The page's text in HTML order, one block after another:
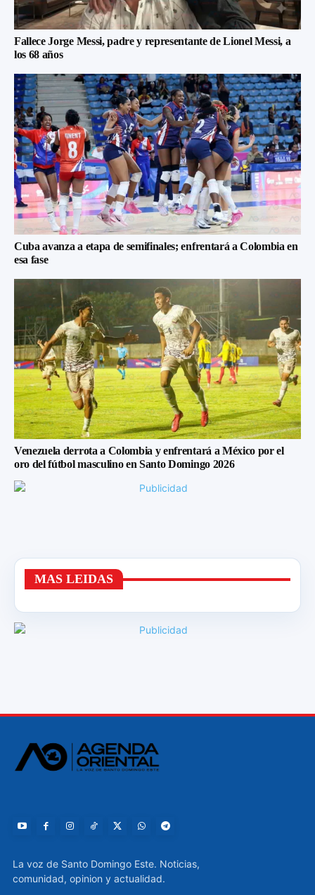
Fallece Jorge Messi, padre y representante de Lionel Messi, a
los 68 años
Cuba avanza a etapa de semifinales; enfrentará a Colombia en
esa fase
Venezuela derrota a Colombia y enfrentará a México por el
oro del fútbol masculino en Santo Domingo 2026
MAS LEIDAS
La voz de Santo Domingo Este. Noticias,
comunidad, opinion y actualidad.